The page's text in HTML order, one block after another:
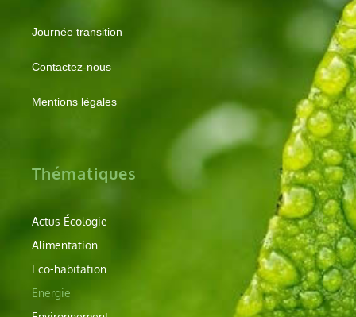
Journée transition
Contactez-nous
Mentions légales
Thématiques
Actus Écologie
Alimentation
Eco-habitation
Energie